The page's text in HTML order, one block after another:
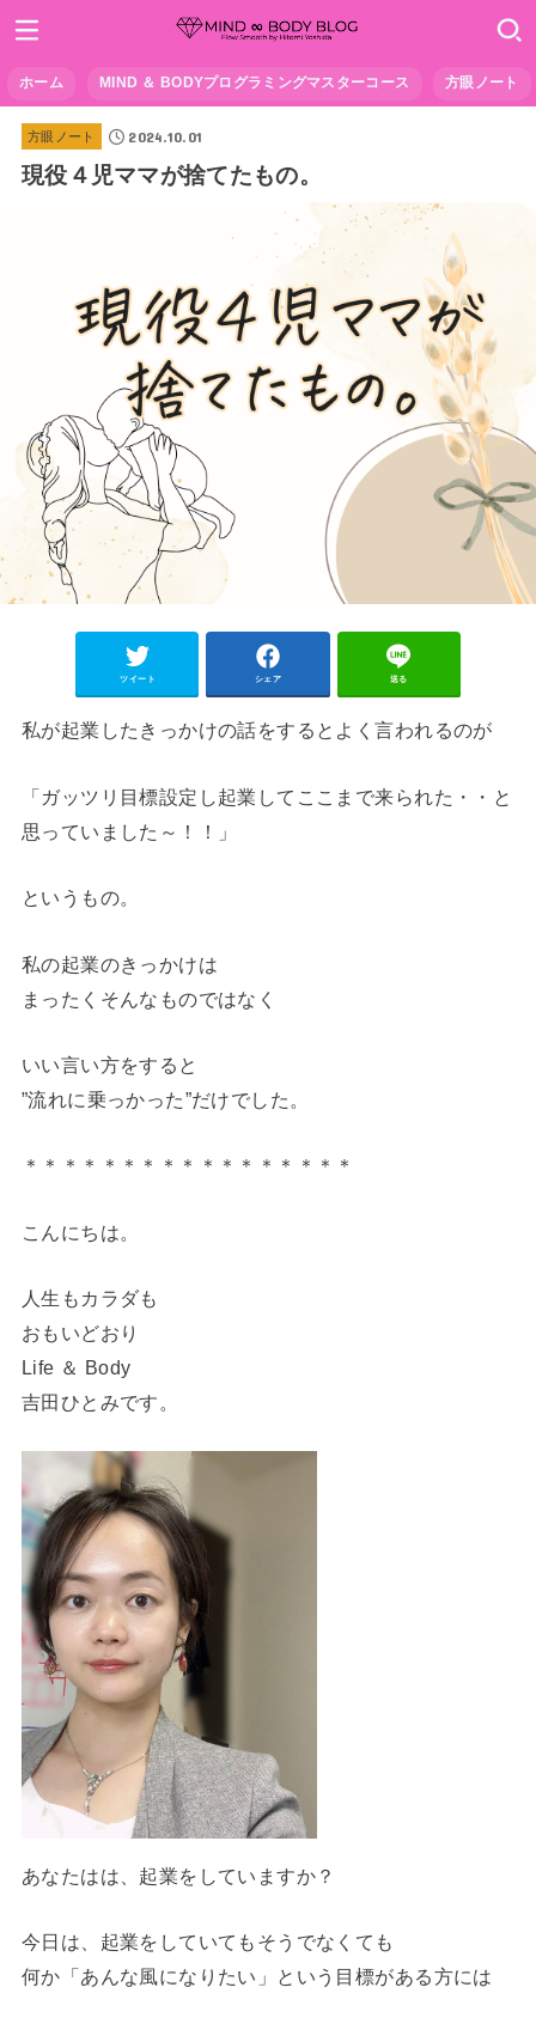
ホーム MIND ＆ BODYプログラミングマスターコース 方眼ノート
方眼ノート 2024.10.01
現役４児ママが捨てたもの。
ツイート シェア 送る
私が起業したきっかけの話をするとよく言われるのが
「ガッツリ目標設定し起業してここまで来られた・・と
思っていました～！！」
というもの。
私の起業のきっかけは
まったくそんなものではなく
いい言い方をすると
”流れに乗っかった”だけでした。
＊＊＊＊＊＊＊＊＊＊＊＊＊＊＊＊＊
こんにちは。
人生もカラダも
おもいどおり
Life ＆ Body
吉田ひとみです。
あなたはは、起業をしていますか？
今日は、起業をしていてもそうでなくても
何か「あんな風になりたい」という目標がある方には